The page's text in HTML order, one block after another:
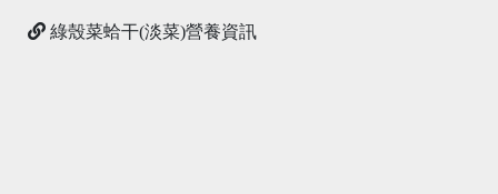
綠殼菜蛤干(淡菜)營養資訊